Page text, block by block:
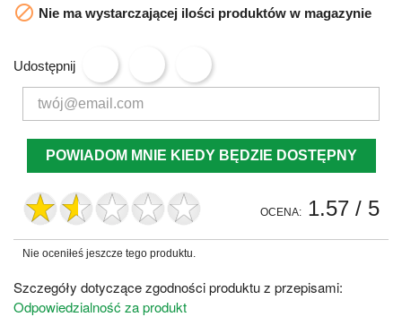
 Nie ma wystarczającej ilości produktów w magazynie
Udostępnij
POWIADOM MNIE KIEDY BĘDZIE DOSTĘPNY
OCENA: 1.57 / 5
Nie oceniłeś jeszcze tego produktu.
Szczegóły dotyczące zgodności produktu z przepisami:
Odpowiedzialność za produkt